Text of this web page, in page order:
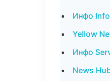
Инфо
Yellow
Инфо
News